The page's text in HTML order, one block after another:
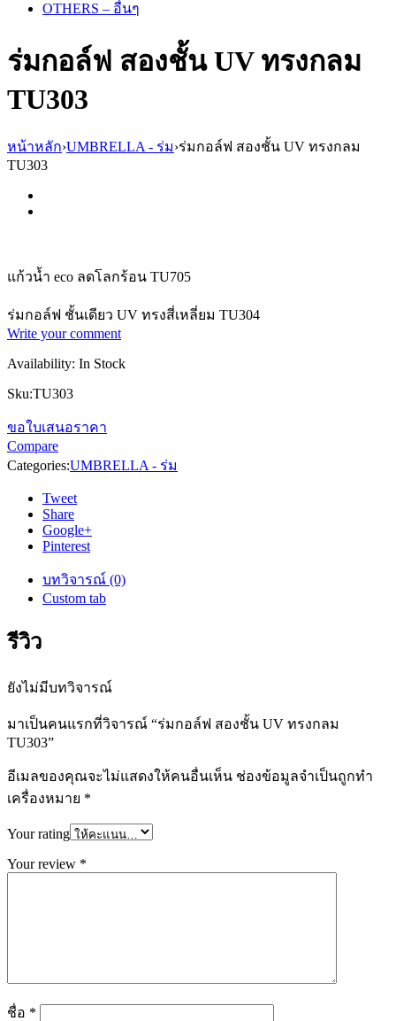
OTHERS – อื่นๆ
ร่มกอล์ฟ สองชั้น UV ทรงกลม
TU303
หน้าหลัก›UMBRELLA - ร่ม›ร่มกอล์ฟ สองชั้น UV ทรงกลม
TU303
แก้วน้ำ eco ลดโลกร้อน TU705
ร่มกอล์ฟ ชั้นเดียว UV ทรงสี่เหลี่ยม TU304
Write your comment
Availability: In Stock
Sku:TU303
ขอใบเสนอราคา
Compare
Categories:UMBRELLA - ร่ม
Tweet
Share
Google+
Pinterest
บทวิจารณ์ (0)
Custom tab
รีวิว
ยังไม่มีบทวิจารณ์
มาเป็นคนแรกที่วิจารณ์ “ร่มกอล์ฟ สองชั้น UV ทรงกลม
TU303”
อีเมลของคุณจะไม่แสดงให้คนอื่นเห็น ช่องข้อมูลจำเป็นถูกทำ
เครื่องหมาย *
Your rating
Your review *
ชื่อ *